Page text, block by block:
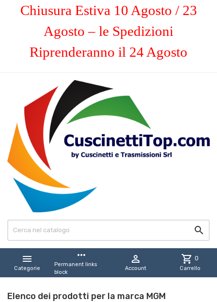
Chiusura Estiva 10 Agosto / 23
Agosto – le Spedizioni
Riprenderanno il 24 Agosto


Categorie
more_horiz
Permanent links
block

Account
shopping_cart 0
Carrello
Elenco dei prodotti per la marca MGM